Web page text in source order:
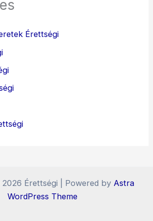
Érettségi
Érettségi | Powered by Astra
WordPress Theme